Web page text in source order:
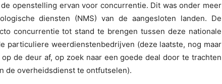
openstelling ervan voor concurrentie. Dit was onder meer
diensten (NMS) van de aangesloten landen. De
concurrentie tot stand te brengen tussen deze nationale
particuliere weerdienstenbedrijven (deze laatste, nog maar
de deur af, op zoek naar een goede deal door te trachten
de overheidsdienst te ontfutselen).